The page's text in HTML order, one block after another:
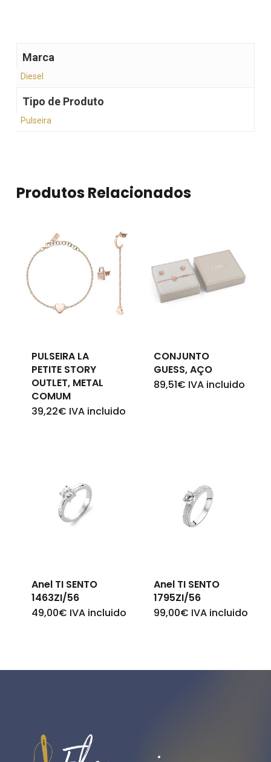
Nenhum produto no
carrinho.
Go To Shop
Marca
Diesel
Tipo de Produto
Pulseira
Produtos Relacionados
PULSEIRA LA
PETITE STORY
OUTLET, METAL
COMUM
39,22€ IVA incluido
CONJUNTO
GUESS, AÇO
89,51€ IVA incluido
Anel TI SENTO
1463ZI/56
49,00€ IVA incluido
Anel TI SENTO
1795ZI/56
99,00€ IVA incluido